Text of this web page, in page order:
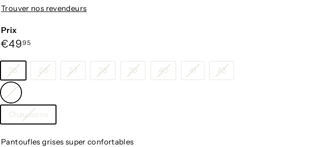
Trouver nos revendeurs
Prix
Prix
régulier
€4995€49,95
Taille
35 36 37 38 39 40 41 42
Couleur
—
Gris
Catégorie
Chaussons
Pantoufles grises super confortables